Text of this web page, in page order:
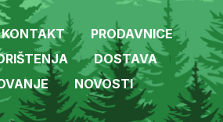
KONTAKT
PRODAVNICE
DOSTAVA
NOVOSTI